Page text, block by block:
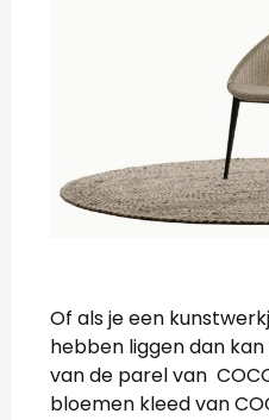
Of als je een
hebben liggen dan
van de parel van
bloemen kleed van